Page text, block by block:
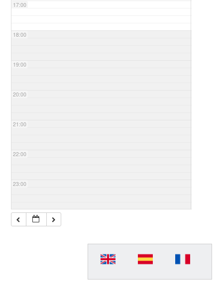
17:00
18:00
19:00
20:00
21:00
22:00
23:00